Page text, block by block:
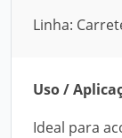
Linha:
Uso /
Ideal para